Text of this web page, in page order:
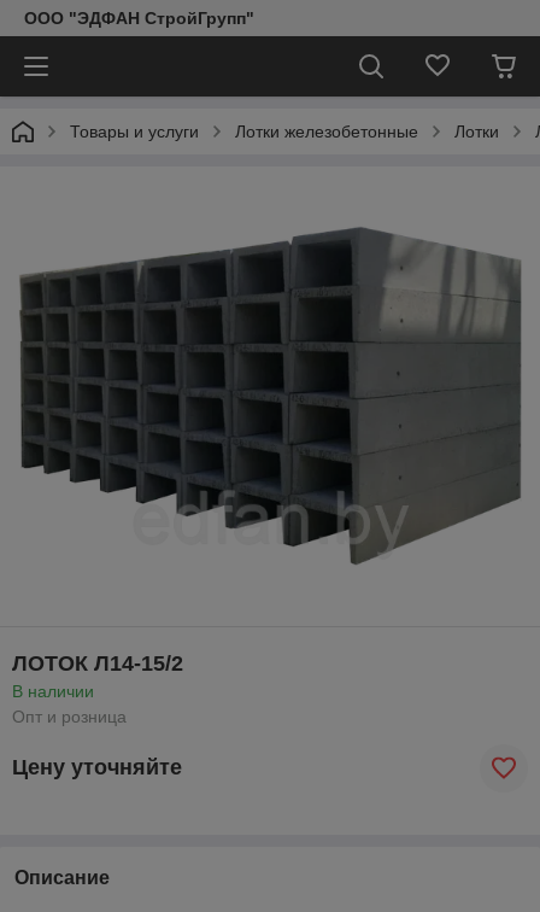
ООО "ЭДФАН СтройГрупп"
Товары и услуги Лотки железобетонные Лотки
ЛОТОК Л14-15/2
В наличии
Опт и розница
Цену уточняйте
Описание